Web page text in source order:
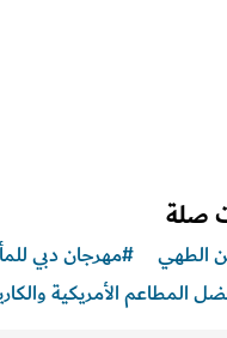
#مهرجان دبي للمأكولات
الأمريكية والكاريبية